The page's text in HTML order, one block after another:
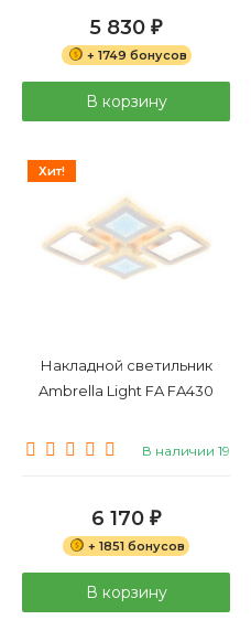
5 830 ₽
+ 1749 бонусов
В корзину
Хит!
Накладной светильник
Ambrella Light FA FA430
В наличии 19
6 170 ₽
+ 1851 бонусов
В корзину